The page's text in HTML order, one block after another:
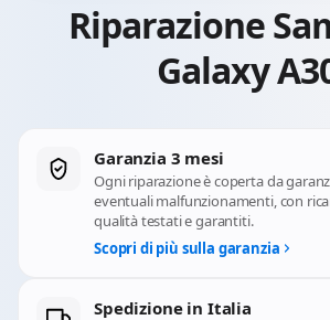
Riparazione
Galaxy
Garanzia 3 mesi
Ogni riparazione è coperta da
eventuali malfunzionamenti, con
qualità testati e garantiti.
Scopri di più sulla garanzia
Spedizione in Italia